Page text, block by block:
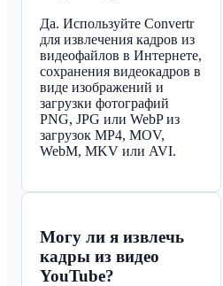
Да. Используйте Convertr
для извлечения кадров из
видеофайлов в Интернете,
сохранения видеокадров в
виде изображений и
загрузки фотографий
PNG, JPG или WebP из
загрузок MP4, MOV,
WebM, MKV или AVI.
Могу ли я извлечь
кадры из видео
YouTube?